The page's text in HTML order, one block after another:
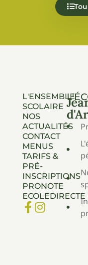
L'ENSEMBLE
SCOLAIRE
NOS
ACTUALITÉS
CONTACT
MENUS
TARIFS &
PRÉ-
INSCRIPTIONS
PRONOTE
ECOLEDIRECTE